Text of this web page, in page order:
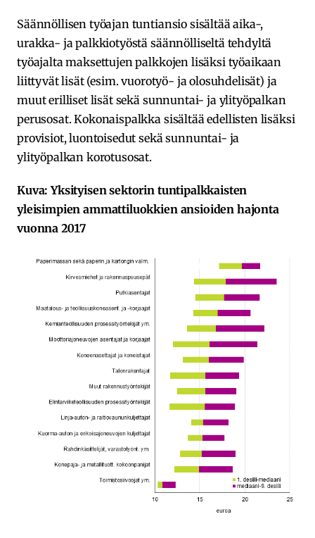
Säännöllisen työajan tuntiansio sisältää aika-,
urakka- ja palkkiotyöstä säännölliseltä tehdyltä
työajalta maksettujen palkkojen lisäksi työaikaan
liittyvät lisät (esim. vuorotyö- ja olosuhdelisät) ja
muut erilliset lisät sekä sunnuntai- ja ylityöpalkan
perusosat. Kokonaispalkka sisältää edellisten lisäksi
provisiot, luontoisedut sekä sunnuntai- ja
ylityöpalkan korotusosat.
Kuva: Yksityisen sektorin tuntipalkkaisten
yleisimpien ammattiluokkien ansioiden hajonta
vuonna 2017